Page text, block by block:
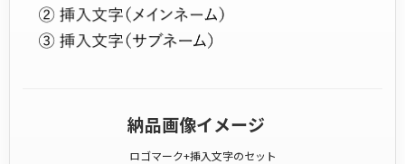
納品画像イメージ
ロゴマーク+挿入文字のセット